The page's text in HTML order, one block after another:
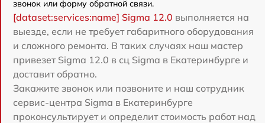
звонок или форму обратной связи.
[dataset:services:name] Sigma 12.0 выполняется на
выезде, если не требует габаритного оборудования
и сложного ремонта. В таких случаях наш мастер
привезет Sigma 12.0 в сц Sigma в Екатеринбурге и
доставит обратно.
Закажите звонок или позвоните и наш сотрудник
сервис-центра Sigma в Екатеринбурге
проконсультирует и определит стоимость работ над